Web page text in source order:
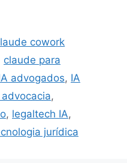
cowork
claude para
advogados, IA
,
, legaltech IA,
jurídica